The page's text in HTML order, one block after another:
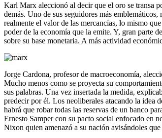
Karl Marx aleccionó al decir que el oro se transa
demás. Uno de sus seguidores más
realmente el valor de las mercancías, lo mismo
poder de la economía que la emite. Y, gran parte
sobre su base monetaria. A más actividad
Jorge Cardona, profesor de macroeconomía,
Mucho menos como se proyecta su
sus palabras. Una vez insertada la medida,
predecir por él. Los neoliberales atacando la idea
habrá que robar todas las reservas de un banco
Ernesto Samper con su pacto social enfocado en
Nixon quien amenazó a su nación avisándoles